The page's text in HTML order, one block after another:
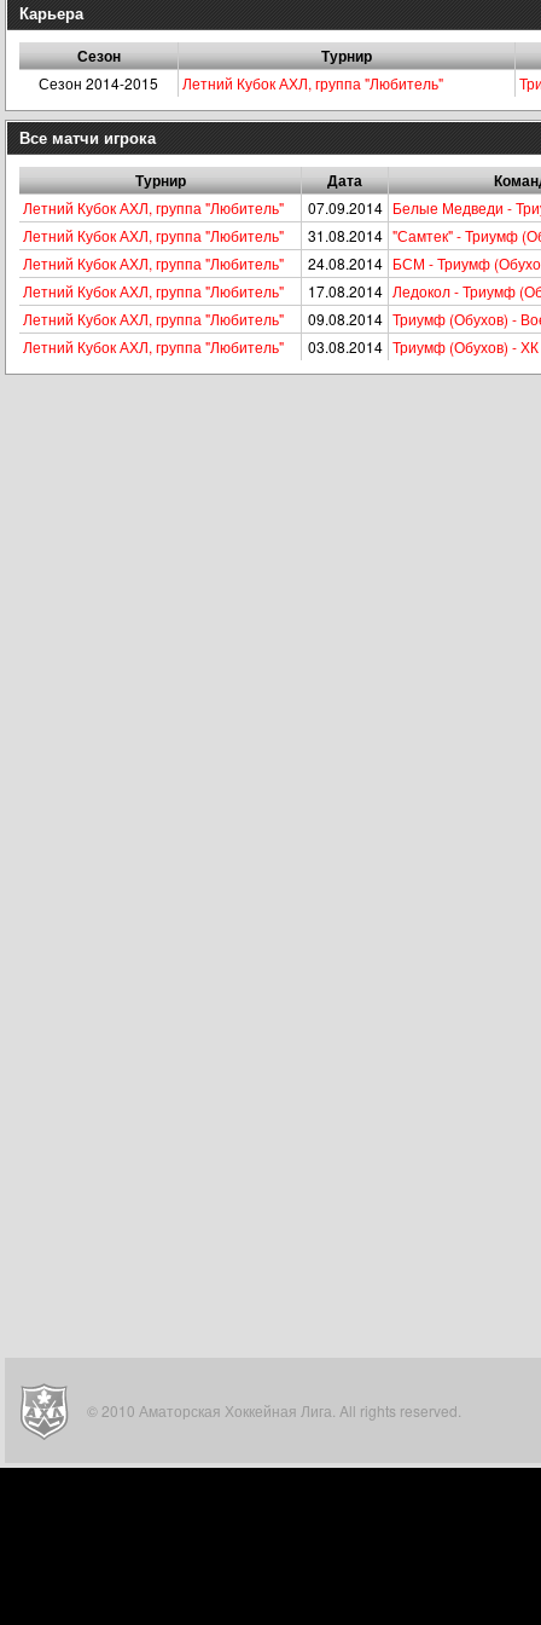
Карьера
Сезон Турнир
Сезон 2014-2015 Летний Кубок АХЛ, группа "Любитель"
Все матчи игрока
Турнир Дата
Летний Кубок АХЛ, группа "Любитель" 07.09.2014 Белые Медведи -
Летний Кубок АХЛ, группа "Любитель"
31.08.2014 "Самтек" - Триумф
Летний Кубок АХЛ, группа "Любитель"
24.08.2014 БСМ - Триумф
Летний Кубок АХЛ, группа "Любитель"
17.08.2014 Ледокол - Триумф
Летний Кубок АХЛ, группа "Любитель"
09.08.2014 Триумф (Обухов) -
Летний Кубок АХЛ, группа "Любитель"
03.08.2014 Триумф (Обухов) -
© 2010 Аматорская Хоккейная Лига. All rights reserved.